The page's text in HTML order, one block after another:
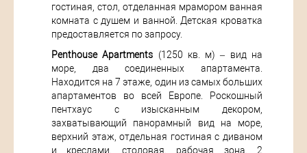
гостиная, стол, отделанная мрамором ванная
комната с душем и ванной. Детская кроватка
предоставляется по запросу.
Penthouse Apartments (1250 кв. м) – вид на
море, два соединенных апартамента.
Находится на 7 этаже, один из самых больших
апартаментов во всей Европе. Роскошный
пентхаус с изысканным декором,
захватывающий панорамный вид на море,
верхний этаж, отдельная гостиная с диваном
и креслами, столовая, рабочая зона, 2